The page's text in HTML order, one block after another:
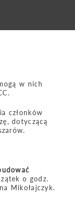
w nich
członków
dotyczącą
o godz.
Mikołajczyk.